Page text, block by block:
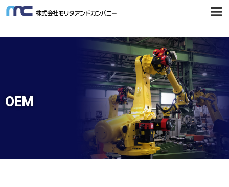
OEM